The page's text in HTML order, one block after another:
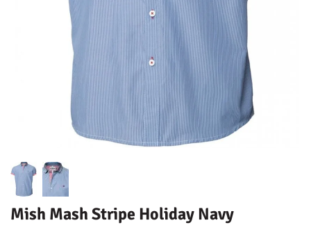
Mish Mash Stripe Holiday Navy